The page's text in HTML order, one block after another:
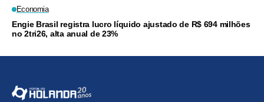
Economia
Engie Brasil registra lucro líquido ajustado de R$ 694 milhões
no 2tri26, alta anual de 23%